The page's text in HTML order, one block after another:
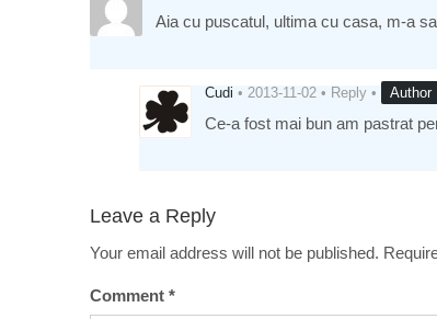
Aia cu puscatul, ultima cu casa, m-a
Cudi • 2013-11-02 • Reply • Author
Ce-a fost mai bun am pastrat
Leave a Reply
Your email address will not be published.
Comment *